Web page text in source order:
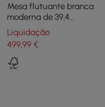
Mesa flutuante branca
moderna de 39,4
polegadas com gavetas
Mesa montada na parede
em moldura de madeira de
pinho
Liquidação
499,99 €